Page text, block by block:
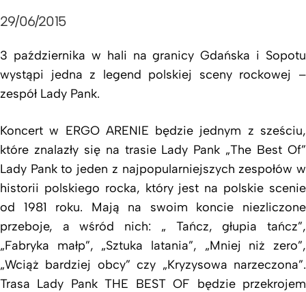
29/06/2015
3 października w hali na granicy Gdańska i Sopotu
wystąpi jedna z legend polskiej sceny rockowej –
zespół Lady Pank.
Koncert w ERGO ARENIE będzie jednym z sześciu,
które znalazły się na trasie Lady Pank „The Best Of”
Lady Pank to jeden z najpopularniejszych zespołów w
historii polskiego rocka, który jest na polskie scenie
od 1981 roku. Mają na swoim koncie niezliczone
przeboje, a wśród nich: „ Tańcz, głupia tańcz”,
„Fabryka małp”, „Sztuka latania”, „Mniej niż zero”,
„Wciąż bardziej obcy” czy „Kryzysowa narzeczona”.
Trasa Lady Pank THE BEST OF będzie przekrojem